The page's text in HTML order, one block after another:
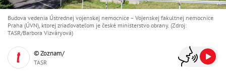
Budova vedenia Ústrednej vojenskej nemocnice – Vojenskej fakultnej nemocnice
Praha (ÚVN), ktorej zriaďovateľom je české ministerstvo obrany. (Zdroj:
TASR/Barbora Vizváryová)
© Zoznam/
TASR